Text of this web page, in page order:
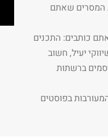
המסרים שאתם
כותבים: התכנים
יעיל, חשוב
ברשתות
בפוסטים